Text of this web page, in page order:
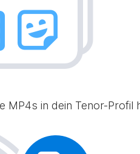
MP4s in dein Tenor-Profil